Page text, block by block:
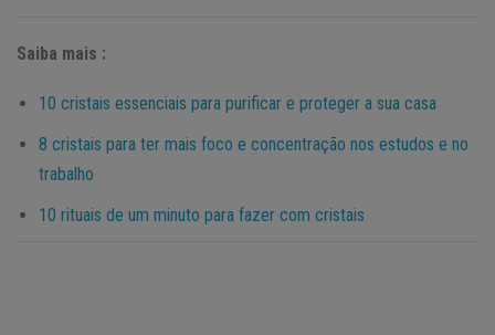
Saiba mais :
10 cristais essenciais para purificar e proteger a sua casa
8 cristais para ter mais foco e concentração nos estudos e no
trabalho
10 rituais de um minuto para fazer com cristais